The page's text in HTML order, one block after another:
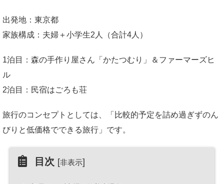
出発地：東京都
家族構成：夫婦＋小学生2人（合計4人）
1泊目：森の手作り屋さん「かたつむり」＆ファーマーズヒ
ル
2泊目：民宿はごろも荘
旅行のコンセプトとしては、「比較的予定を詰め過ぎずのん
びりと低価格でできる旅行」です。
目次 [非表示]